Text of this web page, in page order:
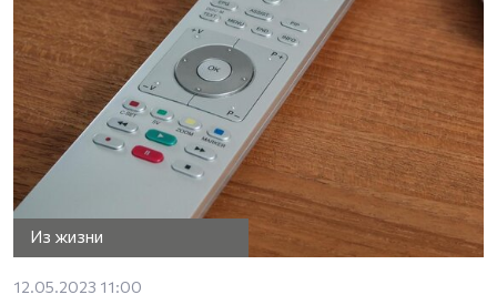
Из жизни
12.05.2023 11:00